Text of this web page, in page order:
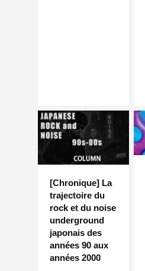
[Chronique] La
trajectoire du
rock et du noise
underground
japonais des
années 90 aux
années 2000